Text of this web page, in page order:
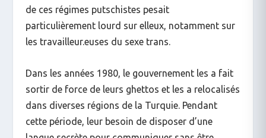
de ces régimes putschistes pesait
particulièrement lourd sur elleux, notamment sur
les travailleur.euses du sexe trans.
Dans les années 1980, le gouvernement les a fait
sortir de force de leurs ghettos et les a relocalisés
dans diverses régions de la Turquie. Pendant
cette période, leur besoin de disposer d’une